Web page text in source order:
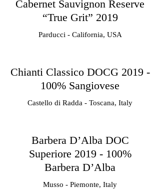
Cabernet Sauvignon Reserve
“True Grit” 2019
Parducci - California, USA
Chianti Classico DOCG 2019 -
100% Sangiovese
Castello di Radda - Toscana, Italy
Barbera D’Alba DOC
Superiore 2019 - 100%
Barbera D’Alba
Musso - Piemonte, Italy